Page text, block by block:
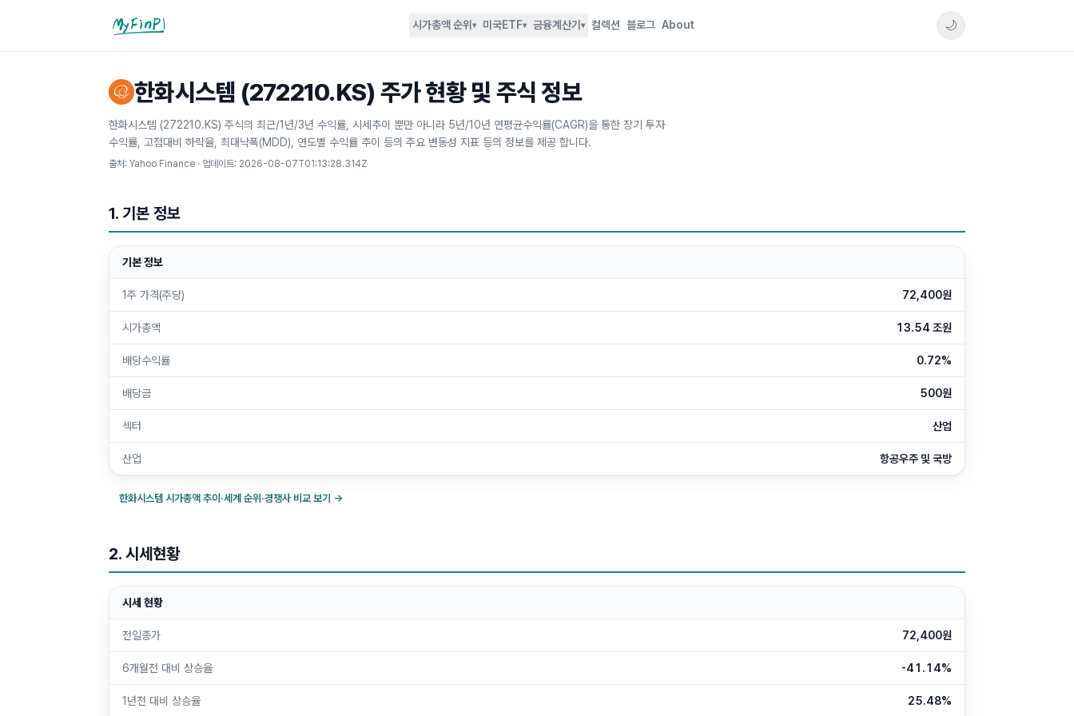
마이핀플
시가총액 순위 ▾ 미국ETF▾ 금융계산기 ▾ 컬렉션 블로그 About 🌙
한화시스템 (272210.KS) 주가 현황 및 주식 정보
한화시스템 (272210.KS) 주식의 최근/1년/3년 수익률, 시세추이 뿐만 아니라 5년/10년 연평균수익률(CAGR)을 통한 장기 투자
수익률, 고점대비 하락율, 최대낙폭(MDD), 연도별 수익률 추이 등의 주요 변동성 지표 등의 정보를 제공 합니다.
출처: Yahoo Finance · 업데이트: 2026-08-07T01:13:28.314Z
1. 기본 정보
기본 정보
1주 가격(주당) 72,400원
시가총액 13.54 조원
배당수익률 0.72%
배당금 500원
섹터 산업
산업 항공우주 및 국방
한화시스템 시가총액 추이·세계 순위·경쟁사 비교 보기 →
2. 시세현황
시세 현황
전일종가 72,400원
6개월전 대비 상승율 -41.14%
1년전 대비 상승율 25.48%